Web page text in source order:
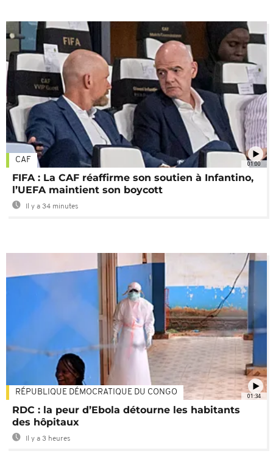
01:00
CAF
FIFA : La CAF réaffirme son soutien à Infantino,
l’UEFA maintient son boycott
Il y a 34 minutes
01:34
RÉPUBLIQUE DÉMOCRATIQUE DU CONGO
RDC : la peur d’Ebola détourne les habitants
des hôpitaux
Il y a 3 heures